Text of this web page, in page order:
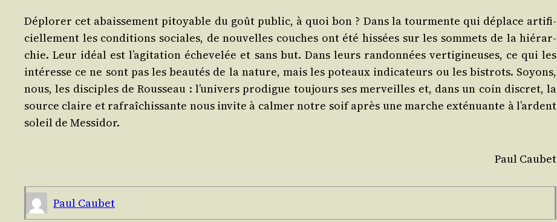
Déplo­rer cet abais­se­ment pitoyable du goût public, à quoi bon ? Dans la tour­mente qui déplace arti­fi­
ciel­le­ment les condi­tions sociales, de nou­velles couches ont été his­sées sur les som­mets de la hié­rar­
chie. Leur idéal est l’a­gi­ta­tion éche­ve­lée et sans but. Dans leurs ran­don­nées ver­ti­gi­neuses, ce qui les
inté­resse ce ne sont pas les beau­tés de la nature, mais les poteaux indi­ca­teurs ou les bis­trots. Soyons,
nous, les dis­ciples de Rous­seau : l’u­ni­vers pro­digue tou­jours ses mer­veilles et, dans un coin dis­cret, la
source claire et rafraî­chis­sante nous invite à cal­mer notre soif après une marche exté­nuante à l’ardent
soleil de Messidor.
Paul Cau­bet
Paul Cau­bet